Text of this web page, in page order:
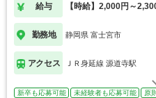
給与 【時給】2,000円～
勤務地 静岡県 富士宮市
アクセス ＪＲ身延線 源道寺駅
新卒も応募可能 未経験者も応募可能
原